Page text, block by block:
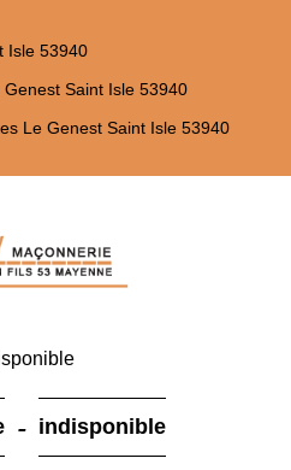
Isle 53940
Saint Isle 53940
Le Genest Saint Isle 53940
- indisponible